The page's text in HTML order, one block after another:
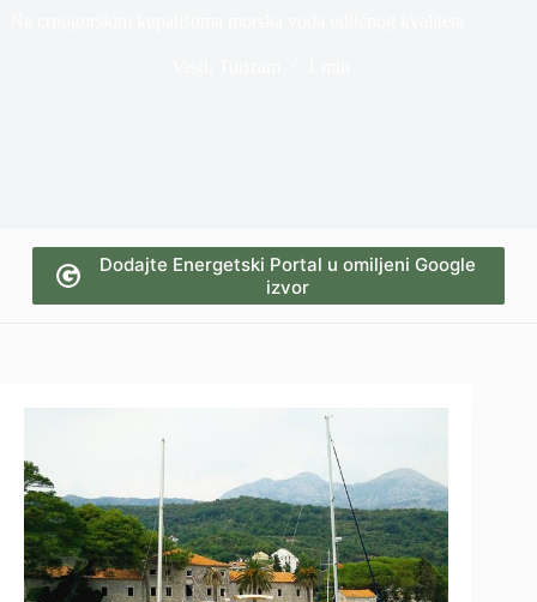
Dodajte Energetski Portal u omiljeni Google
izvor